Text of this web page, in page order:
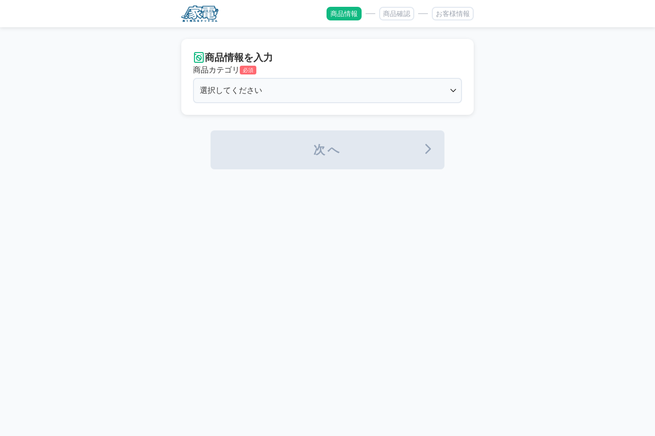
商品情報 商品確認 お客様情報
商品情報を入力
商品カテゴリ 必須
次へ